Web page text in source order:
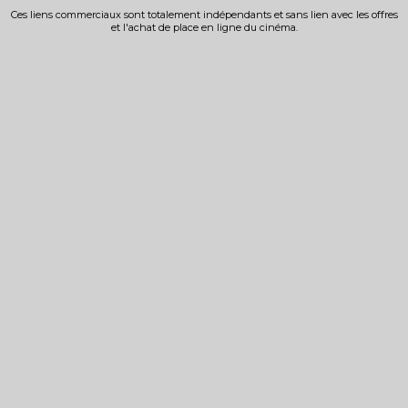
Ces liens commerciaux sont totalement indépendants et sans lien avec les offres
et l'achat de place en ligne du cinéma.